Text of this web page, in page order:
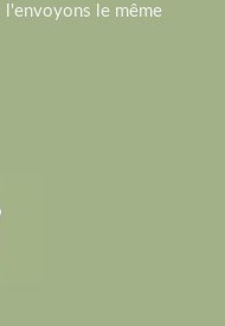
l'envoyons le même